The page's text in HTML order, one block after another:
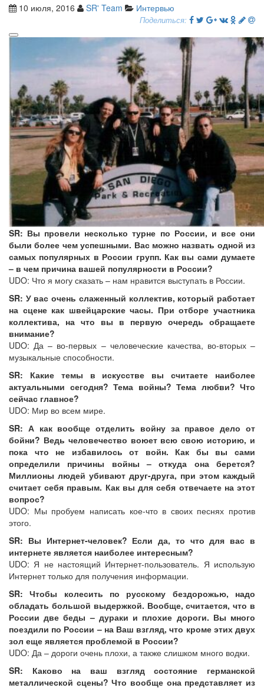
10 июля, 2016 SR' Team Интервью
Поделиться:
SR: Вы провели несколько турне по России, и все они
были более чем успешными. Вас можно назвать одной из
самых популярных в России групп. Как вы сами думаете
– в чем причина вашей популярности в России?
UDO: Что я могу сказать – нам нравится выступать в России.
SR: У вас очень слаженный коллектив, который работает
на сцене как швейцарские часы. При отборе участника
коллектива, на что вы в первую очередь обращаете
внимание?
UDO: Да – во-первых – человеческие качества, во-вторых –
музыкальные способности.
SR: Какие темы в искусстве вы считаете наиболее
актуальными сегодня? Тема войны? Тема любви? Что
сейчас главное?
UDO: Мир во всем мире.
SR: А как вообще отделить войну за правое дело от
бойни? Ведь человечество воюет всю свою историю, и
пока что не избавилось от войн. Как бы вы сами
определили причины войны – откуда она берется?
Миллионы людей убивают друг-друга, при этом каждый
считает себя правым. Как вы для себя отвечаете на этот
вопрос?
UDO: Мы пробуем написать кое-что в своих песнях против
этого.
SR: Вы Интернет-человек? Если да, то что для вас в
интернете является наиболее интересным?
UDO: Я не настоящий Интернет-пользователь. Я использую
Интернет только для получения информации.
SR: Чтобы колесить по русскому бездорожью, надо
обладать большой выдержкой. Вообще, считается, что в
России две беды – дураки и плохие дороги. Вы много
поездили по России – на Ваш взгляд, что кроме этих двух
зол еще является проблемой в России?
UDO: Да – дороги очень плохи, а также слишком много водки.
SR: Каково на ваш взгляд состояние германской
металлической сцены? Что вообще она представляет из